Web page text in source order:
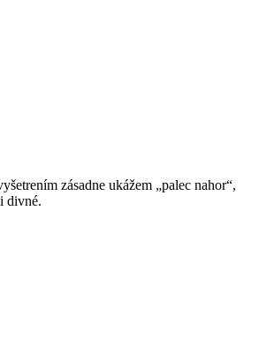
zásadne ukážem „palec nahor“,
divné.